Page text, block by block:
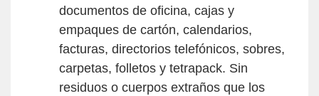
documentos de oficina, cajas y
empaques de cartón, calendarios,
facturas, directorios telefónicos, sobres,
carpetas, folletos y tetrapack. Sin
residuos o cuerpos extraños que los